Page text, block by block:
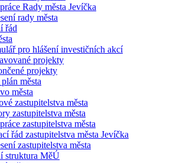
Rady města Jevíčka
rady města
řád
pro hlášení investičních akcí
projekty
projekty
města
města
zastupitelstva města
zastupitelstva města
zastupitelstva města
řád zastupitelstva města Jevíčka
zastupitelstva města
struktura MěÚ